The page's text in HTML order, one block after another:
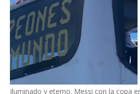
Iluminado y eterno. Messi con la copa